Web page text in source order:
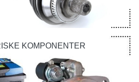
KOMPONENTER